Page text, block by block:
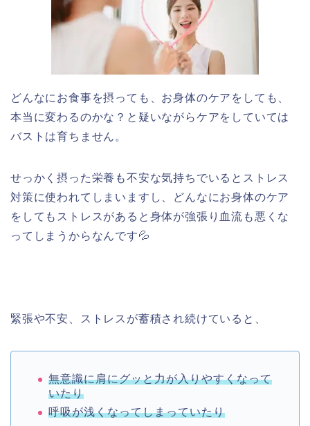
どんなにお食事を摂っても、お身体のケアをしても、
本当に変わるのかな？と疑いながらケアをしていては
バストは育ちません。
せっかく摂った栄養も不安な気持ちでいるとストレス
対策に使われてしまいますし、どんなにお身体のケア
をしてもストレスがあると身体が強張り血流も悪くな
ってしまうからなんです💦
緊張や不安、ストレスが蓄積され続けていると、
無意識に肩にグッと力が入りやすくなって
いたり
呼吸が浅くなってしまっていたり